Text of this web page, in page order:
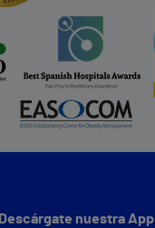
Descárgate nuestra App